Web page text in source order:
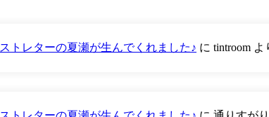
トレターの夏瀬が生んでくれました♪ に tintroom よ